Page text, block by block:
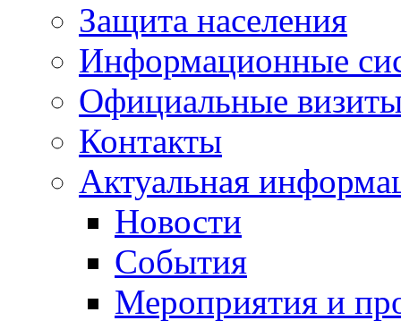
Защита населения
Информационные
Официальные
Контакты
Актуальная
Новости
События
Мероприятия и